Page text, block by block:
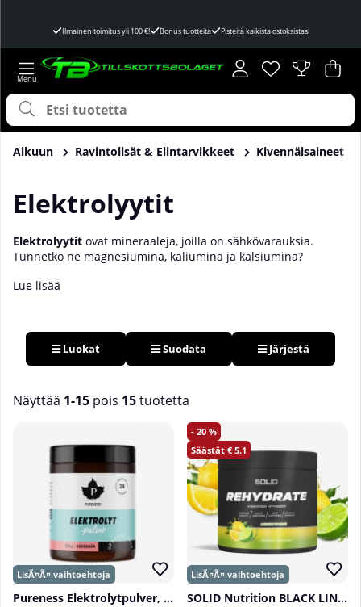
Ilmainen toimitus yli 100 €! Bonus tuotteita Pisteitä kaikista ostoksistasi
Toivelista
Lukumäärä
. .
Alkuun Ravintolisät & Elintarvikkeet Kivennäisaineet
Elektrolyytit
Elektrolyytit ovat mineraaleja, joilla on sähkövarauksia.
Tunnetko ne magnesiumina, kaliumina ja kalsiumina?
niitä on kehossamme muun muassa kehonesteissä ja
kudosten muodostumisessa ja hormonien vapautumisessa.
Elektrolyyttien epätasapainon tapauksessa voit kokea oireita,
kuten päänsärkyä, huimausta ja levottomuutta, jolloin
Tillskottsbolagetissa löydät useita ravintolisiä, joissa on
elektrolyyttejä!
Lue lisää
Luokat Suodata Järjestä
Näyttää 1-15 pois 15tuotetta
Pureness Elektrolytpulver, 120 g
20
5.1
SOLID Nutrition BLACK LINE Rehydrate, 270 g